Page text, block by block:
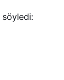
söyledi: